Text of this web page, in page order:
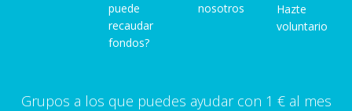
puede
recaudar
fondos?
nosotros
Hazte
voluntario
Grupos a los que puedes ayudar con 1 € al mes